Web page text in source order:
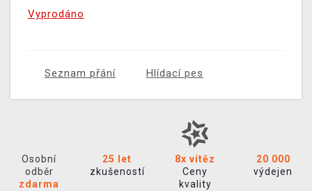
Vyprodáno
Seznam přání Hlídací pes
Osobní
odběr
zdarma
25 let
zkušeností
8x vítěz
Ceny
kvality
20 000
výdejen